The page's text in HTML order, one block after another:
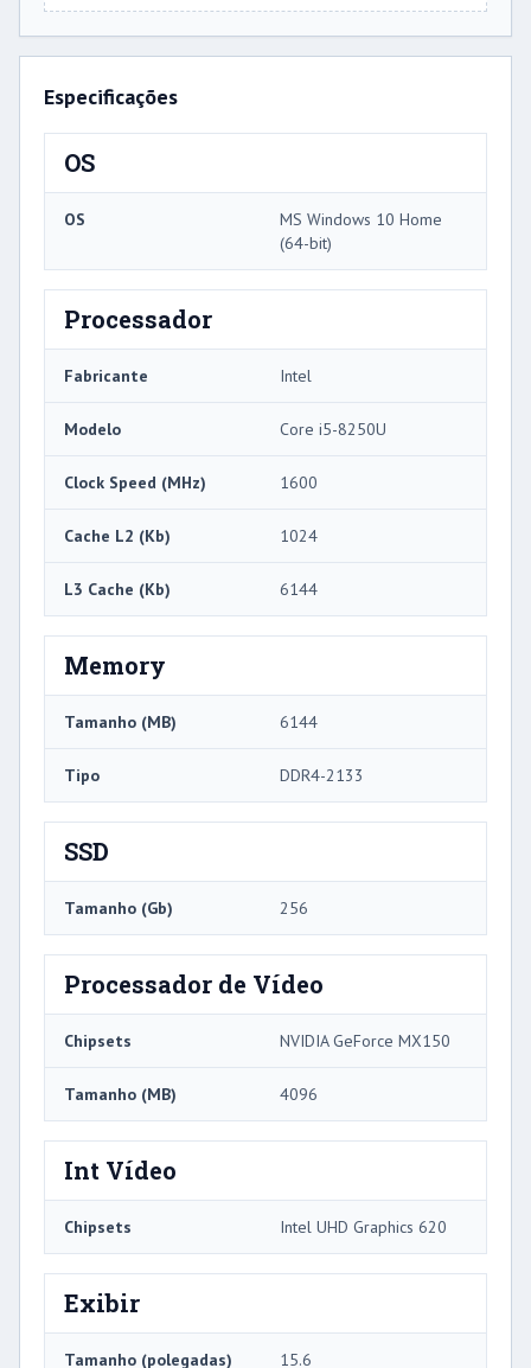
Especificações
OS
OS
MS Windows 10 Home
(64-bit)
Processador
Fabricante Intel
Modelo Core i5-8250U
Clock Speed ​​(MHz) 1600
Cache L2 (Kb) 1024
L3 Cache (Kb) 6144
Memory
Tamanho (MB) 6144
Tipo DDR4-2133
SSD
Tamanho (Gb) 256
Processador de Vídeo
Chipsets NVIDIA GeForce MX150
Tamanho (MB) 4096
Int Vídeo
Chipsets Intel UHD Graphics 620
Exibir
Tamanho (polegadas) 15.6